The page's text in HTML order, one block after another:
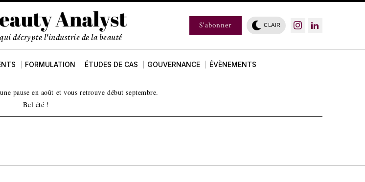
décrypte l'industrie de la beauté
S'abonner CLAIR
FORMULATION ÉTUDES DE CAS GOUVERNANCE ÉVÈNEMENTS
pause en août et vous retrouve début septembre.
Bel été !